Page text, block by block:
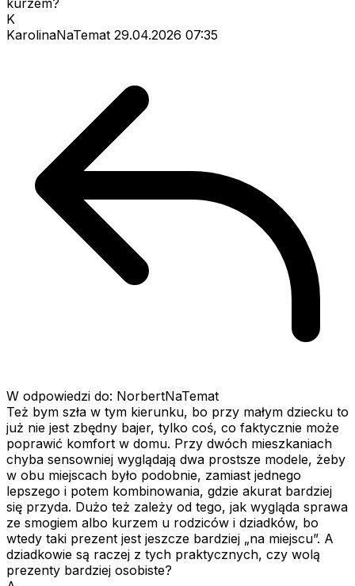
K
KarolinaNaTemat 29.04.2026 07:35
W odpowiedzi do: NorbertNaTemat
Też bym szła w tym kierunku, bo przy małym dziecku to
już nie jest zbędny bajer, tylko coś, co faktycznie może
poprawić komfort w domu. Przy dwóch mieszkaniach
chyba sensowniej wyglądają dwa prostsze modele, żeby
w obu miejscach było podobnie, zamiast jednego
lepszego i potem kombinowania, gdzie akurat bardziej
się przyda. Dużo też zależy od tego, jak wygląda sprawa
ze smogiem albo kurzem u rodziców i dziadków, bo
wtedy taki prezent jest jeszcze bardziej „na miejscu”. A
dziadkowie są raczej z tych praktycznych, czy wolą
prezenty bardziej osobiste?